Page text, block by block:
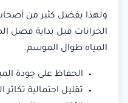
ولهذا يفضل كثير من
الخزانات قبل بداية فصل
المياه طوال الموسم.
الحفاظ على جودة
تقليل احتمالية تكاثر